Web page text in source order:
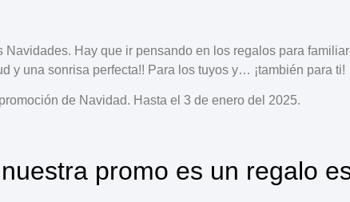
Navidades. Hay que ir pensando en los regalos para
y una sonrisa perfecta!! Para los tuyos y… ¡también para ti!
promoción de Navidad. Hasta el 3 de enero del 2025.
promo es un regalo